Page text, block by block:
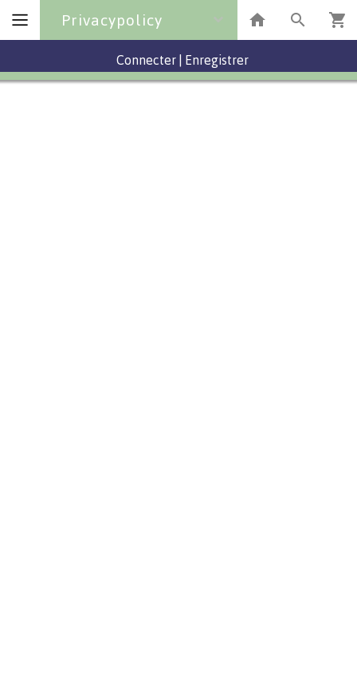
Privacypolicy
Connecter Enregistrer